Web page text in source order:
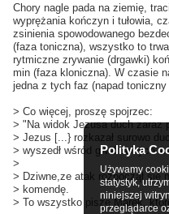
Chory nagle pada na ziemię,
wyprężania kończyn i tułowia,
zsinienia spowodowanego
(faza toniczna), wszystko to
rytmiczne zrywanie (drgawki)
min (faza kloniczna). W czasie
jedna z tych faz (napad toniczny
> Co więcej, proszę spojrzec:
> "Na widok Jezusa duch zaraz
> Jezus [...} rozkazał surowo
> wyszedł wśród gwałtownych
>
> Dziwne,ze atak rozpoczął się
> komendę.
> To wszystko pisze Marek,
Polityka
Używamy
statystyk,
niniejszej
przeglądarce